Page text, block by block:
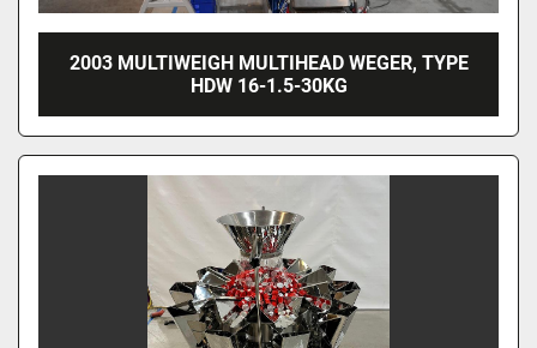
2003 MULTIWEIGH MULTIHEAD WEGER, TYPE
HDW 16-1.5-30KG